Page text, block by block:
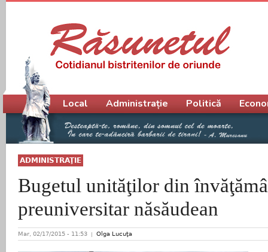
ADMINISTRAŢIE
Bugetul unităţilor din
preuniversitar năsăudean
Mar, 02/17/2015 - 11:53 Olga Lucuţa
Meniu principal
Local Administrație Politică